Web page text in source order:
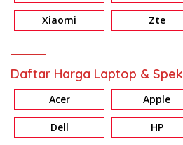
Xiaomi Zte
Daftar Harga Laptop & Spek
Acer Apple
Dell HP